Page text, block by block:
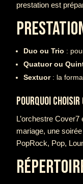
prestation est
Duo ou Trio :
Quatuor ou
Sextuor: la
POURQUOI
L’orchestre
mariage, une
PopRock, Pop,